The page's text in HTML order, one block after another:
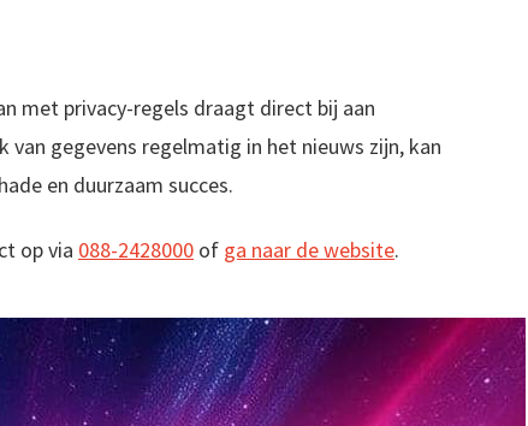
met privacy-regels draagt direct bij aan
gegevens regelmatig in het nieuws zijn, kan
en duurzaam succes.
op via 088-2428000 of ga naar de website.